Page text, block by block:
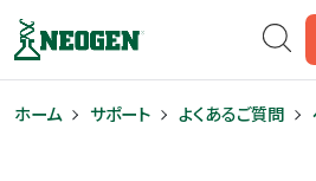
ホーム サポート よくあるご質問